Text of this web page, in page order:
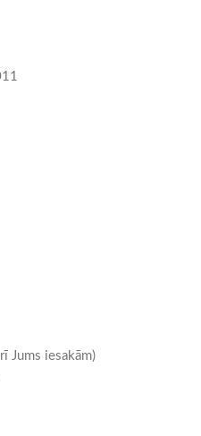
Jums iesakām)